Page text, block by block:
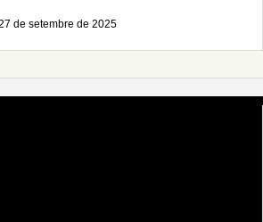
de setembre de 2025